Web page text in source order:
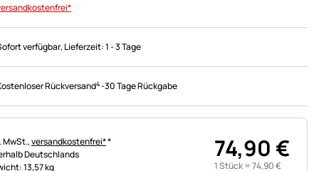
verfügbar, Lieferzeit:1 - 3 Tage
Rückversand4-30 Tage Rückgabe
MwSt.,versandkostenfrei**
Deutschlands
13,57 kg
74,90€
1 Stück =74,90€